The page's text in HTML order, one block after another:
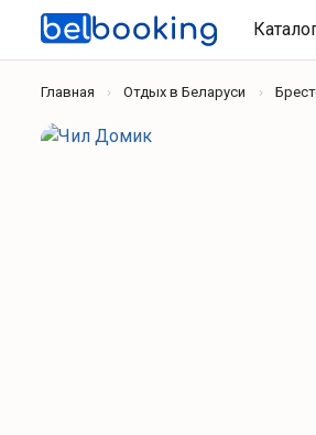
Главная Отдых в Беларуси